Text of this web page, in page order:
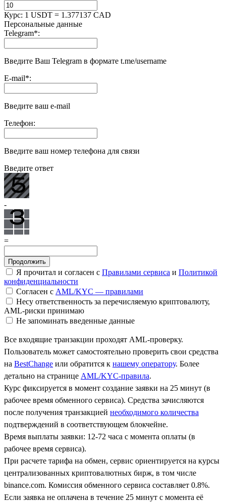
Курс: 1 USDT = 1.377137 CAD
Персональные данные
Telegram*:
Введите Ваш Telegram в формате t.me/username
E-mail*:
Введите ваш e-mail
Телефон:
Введите ваш номер телефона для связи
Введите ответ
-
=
Я прочитал и согласен с Правилами сервиса и Политикой
конфиденциальности
Согласен с AML/KYC — правилами
Несу ответственность за перечисляемую криптовалюту,
AML-риски принимаю
Не запоминать введенные данные
Все входящие транзакции проходят AML-проверку.
Пользователь может самостоятельно проверить свои средства
на BestChange или обратится к нашему оператору. Более
детально на странице AML/KYC-правила.
Курс фиксируется в момент создание заявки на 25 минут (в
рабочее время обменного сервиса). Средства зачисляются
после получения транзакцией необходимого количества
подтверждений в соответствующем блокчейне.
Время выплаты заявки: 12-72 часа с момента оплаты (в
рабочее время сервиса).
При расчете тарифа на обмен, сервис ориентируется на курсы
централизованных криптовалютных бирж, в том числе
binance.com. Комиссия обменного сервиса составляет 0.8%.
Если заявка не оплачена в течение 25 минут с момента её